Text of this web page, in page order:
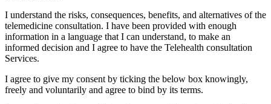
I understand the risks, consequences, benefits, and alternatives of the
telemedicine consultation. I have been provided with enough
information in a language that I can understand, to make an
informed decision and I agree to have the Telehealth consultation
Services.
I agree to give my consent by ticking the below box knowingly,
freely and voluntarily and agree to bind by its terms.